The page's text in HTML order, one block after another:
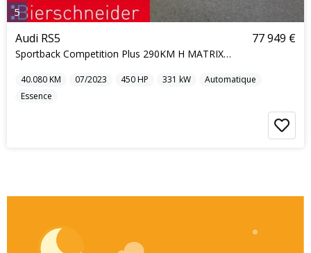
5
Audi RS5
Sportback Competition Plus 290KM H MATRIX KERAMIK
77 949 €
40.080KM 07/2023 450HP 331 kW
Automatique
Essence